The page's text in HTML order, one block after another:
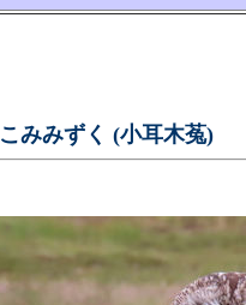
こみみずく (小耳木菟)